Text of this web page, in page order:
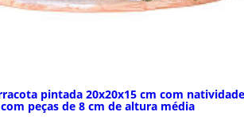
pintada 20x20x15 cm com natividade
peças de 8 cm de altura média